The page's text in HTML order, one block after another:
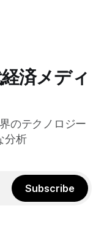
済メディ
のテクノロジー
分析
Subscribe